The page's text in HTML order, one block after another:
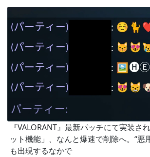
『VALORANT』最新パッチにて実装さ
ット機能」、なんと爆速で削除へ。“悪
も出現するなかで